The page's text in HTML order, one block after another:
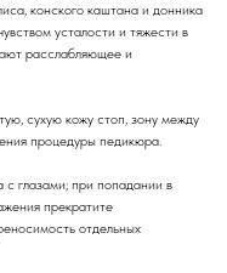
конского каштана и донника
усталости и тяжести в
расслабляющее и
сухую кожу стоп, зону между
процедуры педикюра.
с глазами; при попадании в
прекратите
отдельных